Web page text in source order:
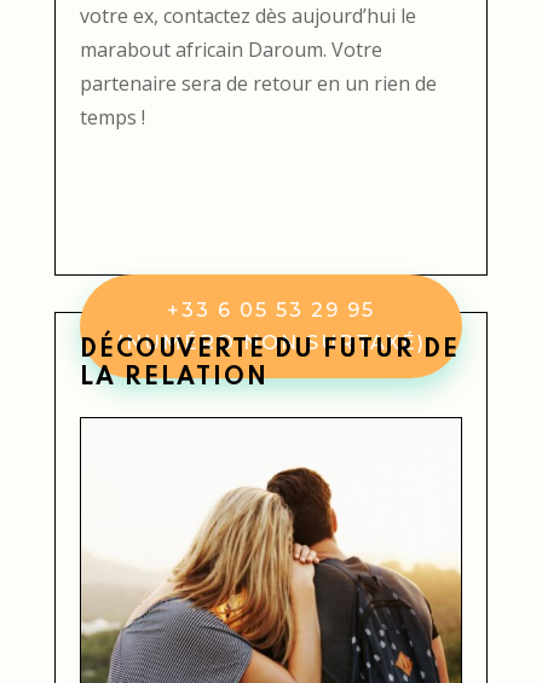
votre ex, contactez dès aujourd’hui le
marabout africain Daroum. Votre
partenaire sera de retour en un rien de
temps !
+33 6 05 53 29 95
(NUMÉRO NON SURTAXÉ)
DÉCOUVERTE DU FUTUR DE
LA RELATION